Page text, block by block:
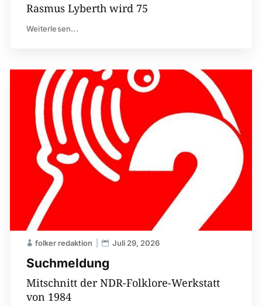
Rasmus Lyberth wird 75
Weiterlesen...
Suchmeldung
folker redaktion Juli 29, 2026
Mitschnitt der NDR-Folklore-Werkstatt
von 1984